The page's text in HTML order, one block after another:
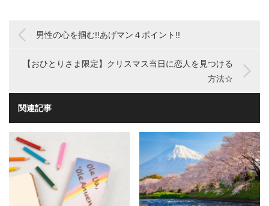
男性の心を掴む!!あげマン４ポイント!!
【おひとりさま限定】クリスマス当日に恋人を見つける
方法☆
関連記事